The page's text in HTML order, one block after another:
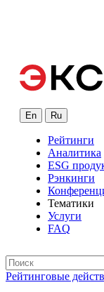
En Ru
Рейтинги
Аналитика
ESG
Рэнкинги
Тематики
Услуги
FAQ
Рейтинговые